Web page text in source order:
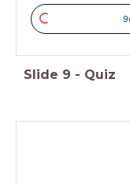
C
Slide 9 - Quiz